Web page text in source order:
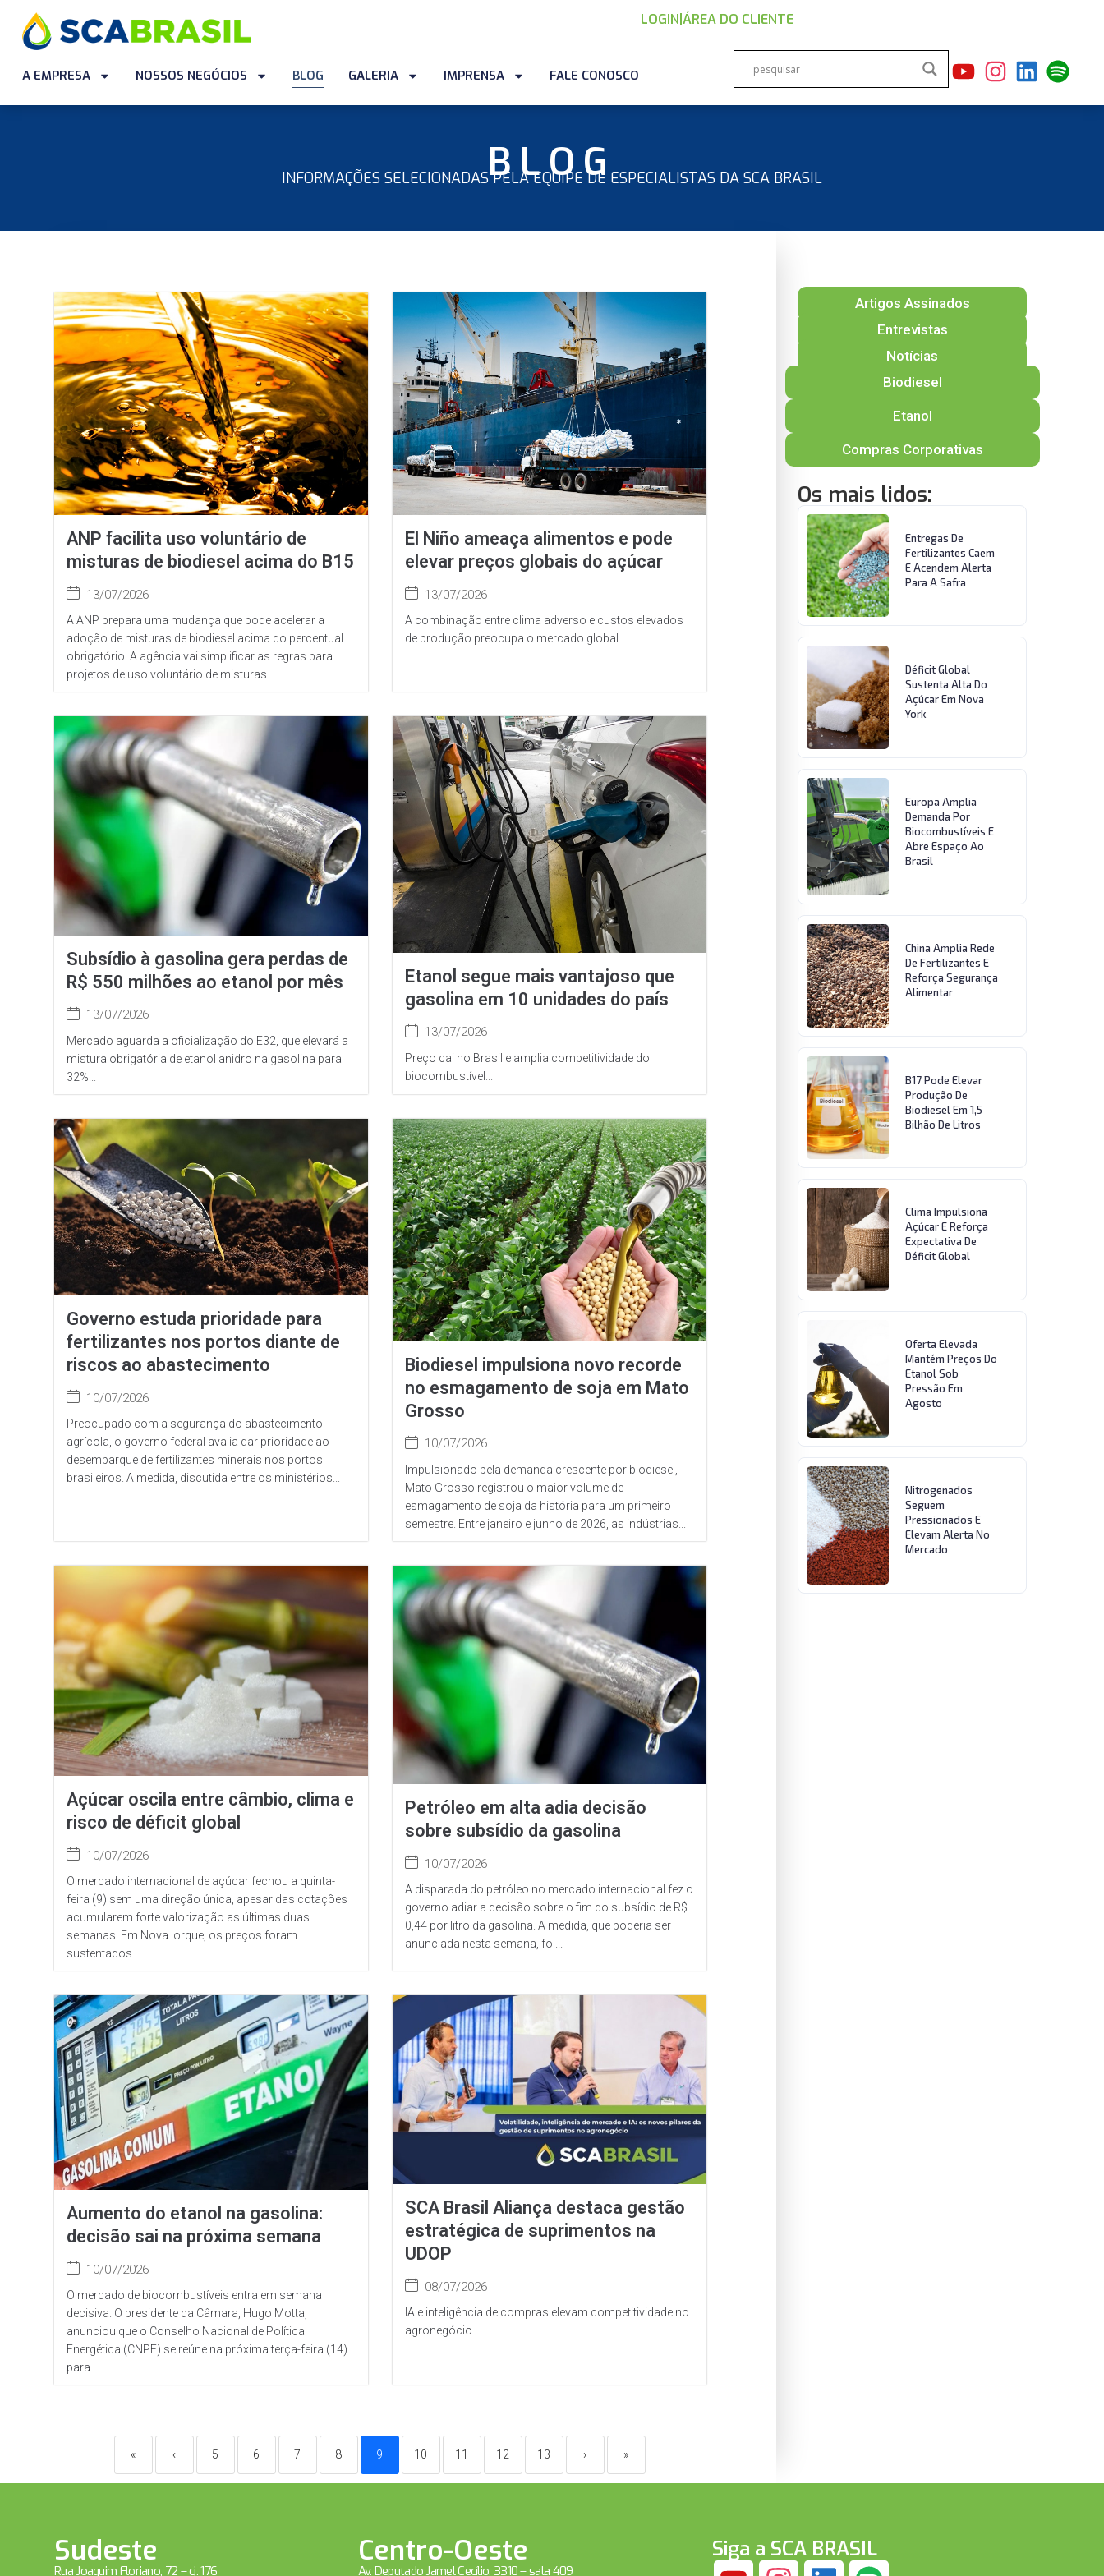
LOGIN |ÁREA DO CLIENTE
A EMPRESA NOSSOS NEGÓCIOS BLOG GALERIA IMPRENSA FALE CONOSCO
BLOG
INFORMAÇÕES SELECIONADAS PELA EQUIPE DE ESPECIALISTAS DA SCA BRASIL
ANP facilita uso voluntário de
misturas de biodiesel acima do B15
13/07/2026
A ANP prepara uma mudança que pode acelerar a
adoção de misturas de biodiesel acima do percentual
obrigatório. A agência vai simplificar as regras para
projetos de uso voluntário de misturas...
El Niño ameaça alimentos e pode
elevar preços globais do açúcar
13/07/2026
A combinação entre clima adverso e custos elevados
de produção preocupa o mercado global...
Subsídio à gasolina gera perdas de
R$ 550 milhões ao etanol por mês
13/07/2026
Mercado aguarda a oficialização do E32, que elevará a
mistura obrigatória de etanol anidro na gasolina para
32%...
Etanol segue mais vantajoso que
gasolina em 10 unidades do país
13/07/2026
Preço cai no Brasil e amplia competitividade do
biocombustível...
Governo estuda prioridade para
fertilizantes nos portos diante de
riscos ao abastecimento
10/07/2026
Preocupado com a segurança do abastecimento
agrícola, o governo federal avalia dar prioridade ao
desembarque de fertilizantes minerais nos portos
brasileiros. A medida, discutida entre os ministérios...
Biodiesel impulsiona novo recorde
no esmagamento de soja em Mato
Grosso
10/07/2026
Impulsionado pela demanda crescente por biodiesel,
Mato Grosso registrou o maior volume de
esmagamento de soja da história para um primeiro
semestre. Entre janeiro e junho de 2026, as indústrias...
Açúcar oscila entre câmbio, clima e
risco de déficit global
10/07/2026
O mercado internacional de açúcar fechou a quinta-
feira (9) sem uma direção única, apesar das cotações
acumularem forte valorização as últimas duas
semanas. Em Nova Iorque, os preços foram
sustentados...
Petróleo em alta adia decisão
sobre subsídio da gasolina
10/07/2026
A disparada do petróleo no mercado internacional fez o
governo adiar a decisão sobre o fim do subsídio de R$
0,44 por litro da gasolina. A medida, que poderia ser
anunciada nesta semana, foi...
Aumento do etanol na gasolina:
decisão sai na próxima semana
10/07/2026
O mercado de biocombustíveis entra em semana
decisiva. O presidente da Câmara, Hugo Motta,
anunciou que o Conselho Nacional de Política
Energética (CNPE) se reúne na próxima terça-feira (14)
para...
SCA Brasil Aliança destaca gestão
estratégica de suprimentos na
UDOP
08/07/2026
IA e inteligência de compras elevam competitividade no
agronegócio...
« ‹ 5 6 7 8 9 10 11 12 13 › »
Artigos Assinados
Entrevistas
Notícias
Biodiesel
Etanol
Compras Corporativas
Os mais lidos:
Entregas De
Fertilizantes Caem
E Acendem Alerta
Para A Safra
Déficit Global
Sustenta Alta Do
Açúcar Em Nova
York
Europa Amplia
Demanda Por
Biocombustíveis E
Abre Espaço Ao
Brasil
China Amplia Rede
De Fertilizantes E
Reforça Segurança
Alimentar
B17 Pode Elevar
Produção De
Biodiesel Em 1,5
Bilhão De Litros
Clima Impulsiona
Açúcar E Reforça
Expectativa De
Déficit Global
Oferta Elevada
Mantém Preços Do
Etanol Sob
Pressão Em
Agosto
Nitrogenados
Seguem
Pressionados E
Elevam Alerta No
Mercado
Sudeste
Rua Joaquim Floriano, 72 – cj. 176
Centro-Oeste
Av. Deputado Jamel Cecílio, 3310 – sala 409
Siga a SCA BRASIL